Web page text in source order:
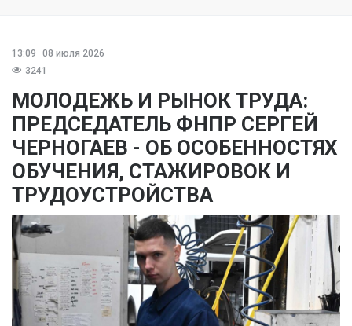
13:09
08 июля 2026
3241
МОЛОДЕЖЬ И РЫНОК ТРУДА:
ПРЕДСЕДАТЕЛЬ ФНПР СЕРГЕЙ
ЧЕРНОГАЕВ - ОБ ОСОБЕННОСТЯХ
ОБУЧЕНИЯ, СТАЖИРОВОК И
ТРУДОУСТРОЙСТВА